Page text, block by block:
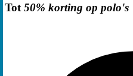
Tot 50% korting op polo's